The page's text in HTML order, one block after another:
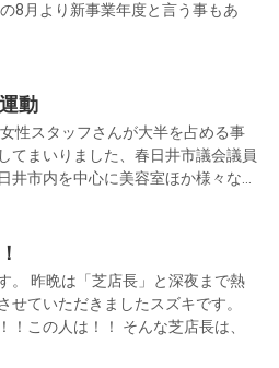
8月より新事業年度と言う事もあ
動
性スタッフさんが大半を占める事
てまいりました、春日井市議会議員
井市内を中心に美容室ほか様々な...
。 昨晩は「芝店長」と深夜まで熱
せていただきましたスズキです。
！この人は！！ そんな芝店長は、